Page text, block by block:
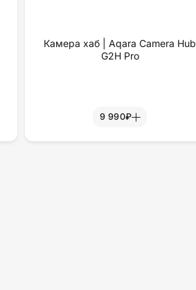
Камера хаб | Aqara Camera Hub
G2H Pro
9 990₽